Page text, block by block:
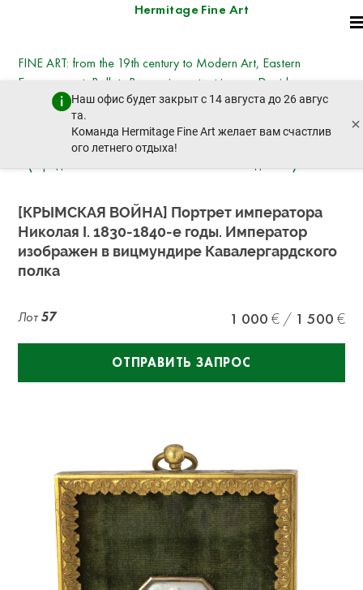
Hermitage Fine Art
Наш офис будет закрыт с 14 августа до 26 авгус
та.
Команда Hermitage Fine Art желает вам счастлив
ого летнего отдыха!
×
FINE ART: from the 19th century to Modern Art, Eastern
European art, Ballets Russes, important icons - David
Hockney, Kotarbinsky, Nesterov, Goncharova,
Deineka, Vysotsky
вторник, 21 октября 2025 г. - 14:30
[КРЫМСКАЯ ВОЙНА] Портрет императора
Николая I. 1830-1840-е годы. Император
изображен в вицмундире Кавалергардского
полка
Лот57 1 000 1 500
ОТПРАВИТЬ ЗАПРОС